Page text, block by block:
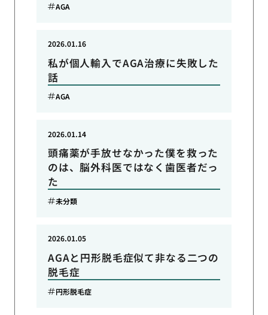
AGA
私が個人輸入でAGA治療に失敗した
話
2026.01.16
AGA
頭痛薬が手放せなかった僕を救った
のは、脳外科医ではなく歯医者だっ
た
2026.01.14
未分類
AGAと円形脱毛症似て非なる二つの
脱毛症
2026.01.05
円形脱毛症